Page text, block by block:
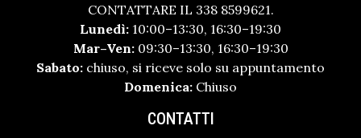
CONTATTARE IL 338 8599621.
Lunedì: 10:00–13:30, 16:30–19:30
Mar–Ven:09:30–13:30, 16:30–19:30
Sabato: chiuso, si riceve solo su appuntamento
Domenica: Chiuso
CONTATTI